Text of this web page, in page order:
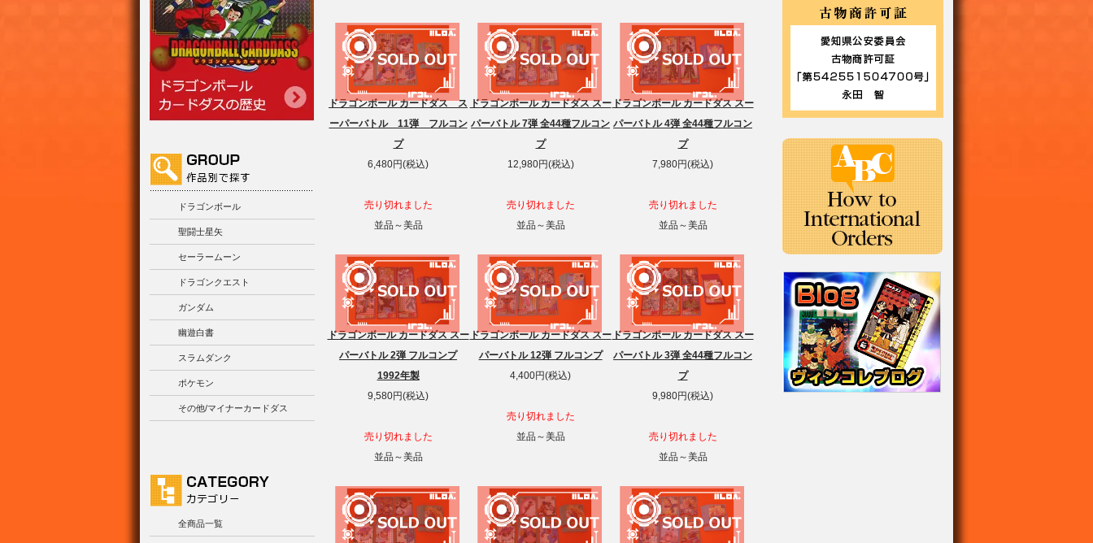
ドラゴンボール
聖闘士星矢
セーラームーン
ドラゴンクエスト
ガンダム
幽遊白書
スラムダンク
ポケモン
その他/マイナーカードダス
全商品一覧
ドラゴンボール カードダス ス
ーパーバトル 11弾 フルコン
プ
6,480円(税込)
売り切れました
並品～美品
ドラゴンボール カードダス スー
パーバトル 7弾 全44種フルコン
プ
12,980円(税込)
売り切れました
並品～美品
ドラゴンボール カードダス スー
パーバトル 4弾 全44種フルコン
プ
7,980円(税込)
売り切れました
並品～美品
ドラゴンボール カードダス スー
パーバトル 2弾 フルコンプ
1992年製
9,580円(税込)
売り切れました
並品～美品
ドラゴンボール カードダス スー
パーバトル 12弾 フルコンプ
4,400円(税込)
売り切れました
並品～美品
ドラゴンボール カードダス スー
パーバトル 3弾 全44種フルコン
プ
9,980円(税込)
売り切れました
並品～美品